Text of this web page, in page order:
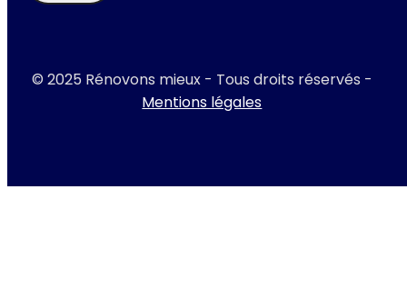
© 2025 Rénovons mieux - Tous droits réservés -
Mentions légales